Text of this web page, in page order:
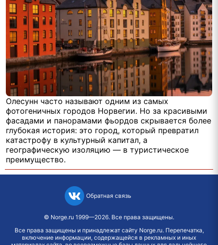
Олесунн часто называют одним из самых
фотогеничных городов Норвегии. Но за красивыми
фасадами и панорамами фьордов скрывается более
глубокая история: это город, который превратил
катастрофу в культурный капитал, а
географическую изоляцию — в туристическое
преимущество.
Обратная связь
© Norge.ru 1999—2026. Все права защищены.
Все права защищены и принадлежат сайту Norge.ru. Перепечатка,
включение информации, содержащейся в рекламных и иных